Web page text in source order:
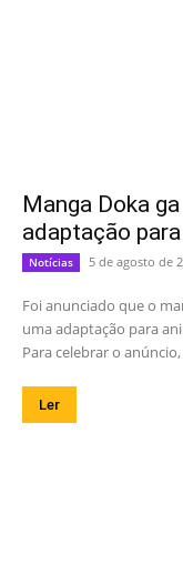
Manga Doka
adaptação
Notícias 5 de agosto de
Foi anunciado que o
uma adaptação para
Para celebrar o anúncio,
Ler